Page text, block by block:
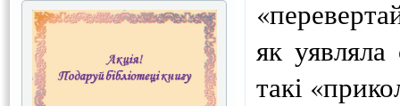
як
такі